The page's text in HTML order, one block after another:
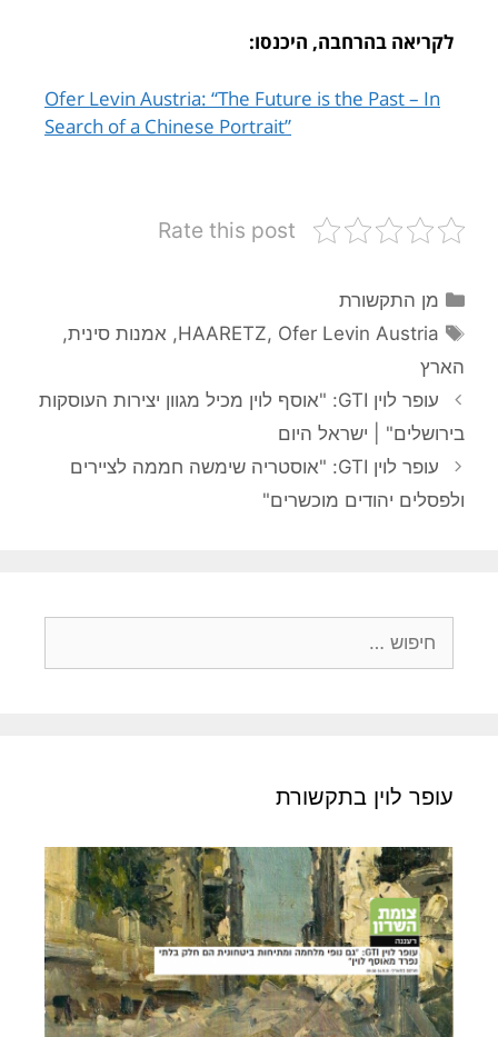
לקריאה בהרחבה, היכנסו:
Ofer Levin Austria: “The Future is the Past – In
Search of a Chinese Portrait”
Rate this post
מן התקשורת
HAARETZ, Ofer Levin Austria
, אמנות סינית,
הארץ
עופר לוין GTI: "אוסף לוין מכיל מגוון יצירות העוסקות
בירושלים" | ישראל היום
עופר לוין GTI: "אוסטריה שימשה חממה לציירים
ולפסלים יהודים מוכשרים"
עופר לוין בתקשורת